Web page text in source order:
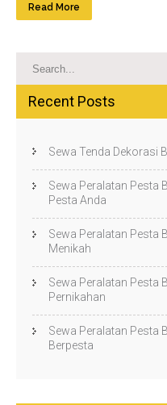
Read More
Recent Posts
Sewa Tenda Dekorasi
Sewa Peralatan Pesta
Pesta Anda
Sewa Peralatan Pesta
Menikah
Sewa Peralatan Pesta
Pernikahan
Sewa Peralatan Pesta
Berpesta